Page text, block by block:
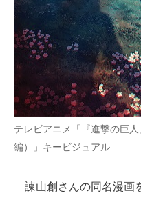
ちょっと気になるネットの
テレビアニメ「『進撃の巨
編）」キービジュアル
諫山創さんの同名漫画